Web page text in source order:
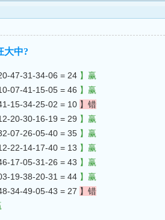
大中?
47-31-34-06 = 24 】赢
07-41-15-05 = 46 】赢
15-34-25-02 = 10 】错
20-30-16-19 = 29 】赢
07-26-05-40 = 35 】赢
22-14-17-40 = 13 】赢
17-05-31-26 = 43 】赢
19-38-20-31 = 44 】赢
34-49-05-43 = 27 】错